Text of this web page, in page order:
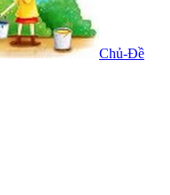
Chủ-Đề